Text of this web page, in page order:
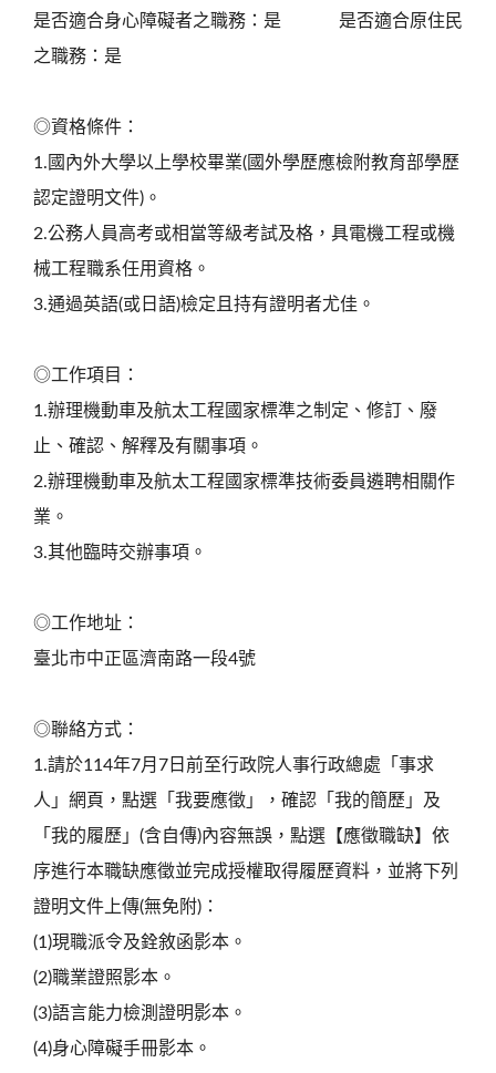
是否適合身心障礙者之職務：是 是否適合原住民
之職務：是
◎資格條件：
1.國內外大學以上學校畢業(國外學歷應檢附教育部學歷
認定證明文件)。
2.公務人員高考或相當等級考試及格，具電機工程或機
械工程職系任用資格。
3.通過英語(或日語)檢定且持有證明者尤佳。
◎工作項目：
1.辦理機動車及航太工程國家標準之制定、修訂、廢
止、確認、解釋及有關事項。
2.辦理機動車及航太工程國家標準技術委員遴聘相關作
業。
3.其他臨時交辦事項。
◎工作地址：
臺北市中正區濟南路一段4號
◎聯絡方式：
1.請於114年7月7日前至行政院人事行政總處「事求
人」網頁，點選「我要應徵」，確認「我的簡歷」及
「我的履歷」(含自傳)內容無誤，點選【應徵職缺】依
序進行本職缺應徵並完成授權取得履歷資料，並將下列
證明文件上傳(無免附)：
(1)現職派令及銓敘函影本。
(2)職業證照影本。
(3)語言能力檢測證明影本。
(4)身心障礙手冊影本。